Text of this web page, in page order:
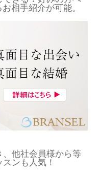
相手紹介が可能。
他社会員様から等
ンも人気！